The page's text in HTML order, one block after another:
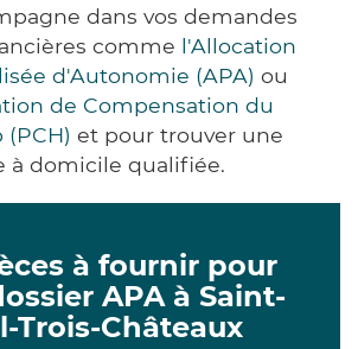
dans vos demandes
comme l'Allocation
d'Autonomie (APA) ou
de Compensation du
(PCH) et pour trouver une
à domicile qualifiée.
à fournir pour
APA à Saint-
Trois-Châteaux